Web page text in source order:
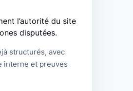
l’autorité du site
disputées.
structurés, avec
interne et preuves